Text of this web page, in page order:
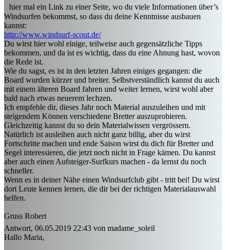
hier mal ein Link zu einer Seite, wo du viele Informationen über’s
Windsurfen bekommst, so dass du deine Kenntnisse ausbauen
kannst:
http://www.windsurf-scout.de/
Du wirst hier wohl einige, teilweise auch gegensätzliche Tipps
bekommen, und da ist es wichtig, dass du eine Ahnung hast, wovon
die Rede ist.
Wie du sagst, es ist in den letzten Jahren einiges gegangen: die
Board wurden kürzer und breiter. Selbstverständlich kannst du auch
mit einem älteren Board fahren und weiter lernen, wirst wohl aber
bald nach etwas neuerem lechzen.
Ich empfehle dir, dieses Jahr noch Material auszuleihen und mit
steigendem Können verschiedene Bretter auszuprobieren.
Gleichzeitig kannst du so dein Materialwissen vergrössern.
Natürlich ist ausleihen auch nicht ganz billig, aber du wirst
Fortschritte machen und ende Saison wirst du dich für Bretter und
Segel interessieren, die jetzt noch nicht in Frage kämen. Du kannst
aber auch einen Aufsteiger-Surfkurs machen - da lernst du noch
schneller.
Wenn es in deiner Nähe einen Windsurfclub gibt - tritt bei! Du wirst
dort Leute kennen lernen, die dir bei der richtigen Materialauswahl
helfen.
Gruss Robert
Antwort, 06.05.2019 22:43 von madame_soleil
Hallo Maria,